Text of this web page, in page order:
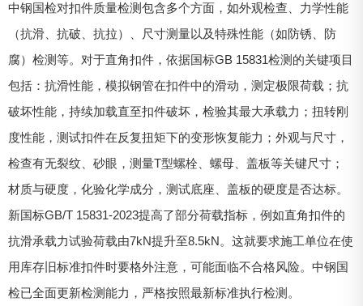
中钢国检对扣件质量检测包含多个方面，如外观检查、力学性能
（抗滑、抗破、抗拉）、尺寸测量以及特殊性能（如防锈、防
腐）检测等。对于直角扣件，依据国标GB 15831检测的关键项目
包括：抗滑性能，模拟钢管在扣件中的滑动，测定极限荷载；抗
破坏性能，持续加载直至扣件破坏，检验其最大承载力；扭转刚
度性能，测试扣件在反复扭矩下的变形恢复能力；外观与尺寸，
检查有无裂纹、砂眼，测量T型螺栓、螺母、盖板等关键尺寸；
材质与硬度，化验化学成分，测试底座、盖板的硬度是否达标。
新国标GB/T 15831-2023提高了部分荷载指标，例如直角扣件的
抗滑承载力试验荷载由7kN提升至8.5kN。这就要求施工单位在使
用库存旧标准扣件时要格外注意，可能面临不合格风险。中钢国
检已全面更新检测能力，严格按照最新标准执行检测。